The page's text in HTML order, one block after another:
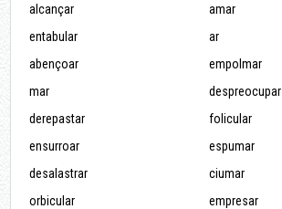
alcançar
amar
entabular
ar
abençoar
empolmar
mar
despreocupar
derepastar
folicular
ensurroar
espumar
desalastrar
ciumar
orbicular
empresar